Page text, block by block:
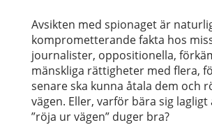
Avsikten med spionaget är
komprometterande fakta hos
journalister, oppositionella,
mänskliga rättigheter med flera,
senare ska kunna åtala dem och
vägen. Eller, varför bära sig
”röja ur vägen” duger bra?